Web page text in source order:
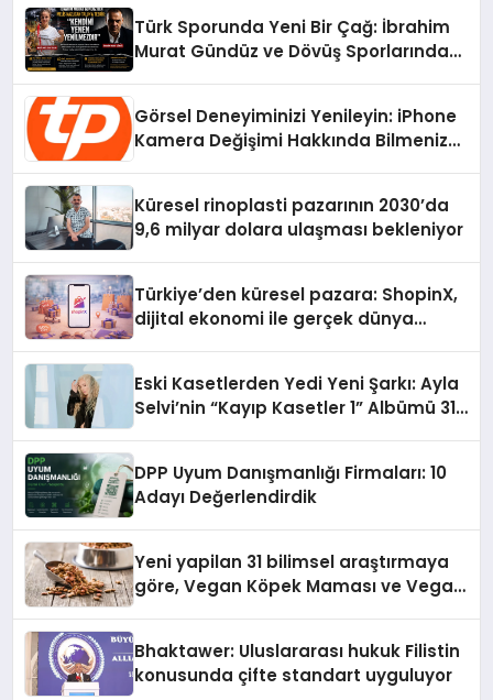
Türk Sporunda Yeni Bir Çağ: İbrahim
Murat Gündüz ve Dövüş Sporlarında
Görsel Deneyiminizi Yenileyin: iPhone
Kamera Değişimi Hakkında Bilmeniz
Küresel rinoplasti pazarının 2030’da
9,6 milyar dolara ulaşması bekleniyor
Türkiye’den küresel pazara: ShopinX,
dijital ekonomi ile gerçek dünya
Eski Kasetlerden Yedi Yeni Şarkı: Ayla
Selvi’nin “Kayıp Kasetler 1” Albümü 31
DPP Uyum Danışmanlığı Firmaları: 10
Adayı Değerlendirdik
Yeni yapilan 31 bilimsel araştırmaya
göre, Vegan Köpek Maması ve Vegan
Bhaktawer: Uluslararası hukuk Filistin
konusunda çifte standart uyguluyor